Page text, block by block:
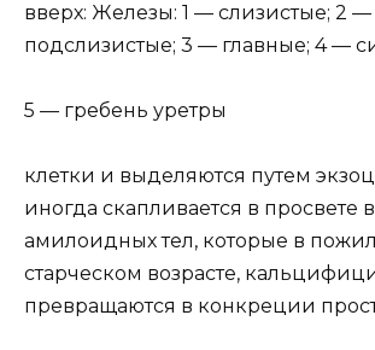
вверх: Железы: 1 — слизистые; 2 —
подслизистые; 3 — главные; 4 —
5 — гребень уретры
клетки и выделяются путем
иногда скапливается в просвете
амилоидных тел, которые в
старческом возрасте,
превращаются в конкреции